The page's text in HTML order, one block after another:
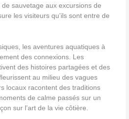
sauvetage aux excursions de
les visiteurs qu’ils sont entre de
les aventures aquatiques à
des connexions. Les
des histoires partagées et des
au milieu des vagues
locaux racontent des traditions
de calme passés sur un
sur l’art de la vie côtière.